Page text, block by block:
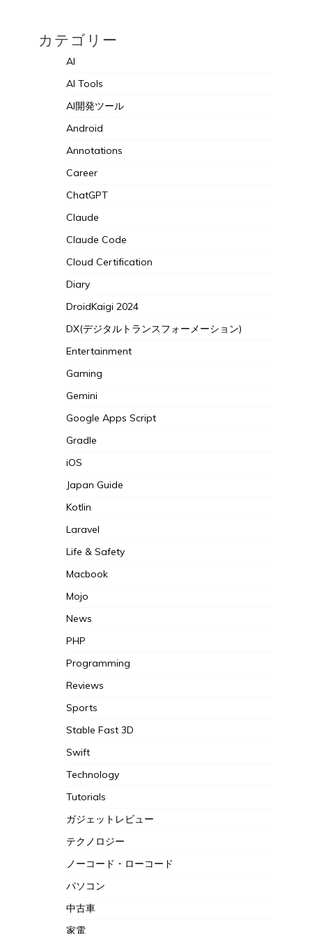
カテゴリー
AI
AI Tools
AI開発ツール
Android
Annotations
Career
ChatGPT
Claude
Claude Code
Cloud Certification
Diary
DroidKaigi 2024
DX(デジタルトランスフォーメーション)
Entertainment
Gaming
Gemini
Google Apps Script
Gradle
iOS
Japan Guide
Kotlin
Laravel
Life & Safety
Macbook
Mojo
News
PHP
Programming
Reviews
Sports
Stable Fast 3D
Swift
Technology
Tutorials
ガジェットレビュー
テクノロジー
ノーコード・ローコード
パソコン
中古車
家電